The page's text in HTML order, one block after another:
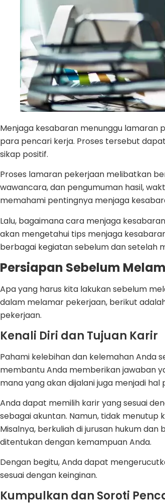
Menjaga kesabaran menunggu lamaran
para pencari kerja. Proses tersebut
sikap positif.
Proses lamaran pekerjaan melibatkan
wawancara, dan pengumuman hasil,
memahami pentingnya menjaga
Lalu, bagaimana cara menjaga
akan mengetahui tips menjaga
berbagai kegiatan sebelum dan setelah
Persiapan Sebelum
Apa yang harus kita lakukan sebelum
dalam melamar pekerjaan, berikut
pekerjaan.
Kenali Diri dan Tujuan Karir
Pahami kelebihan dan kelemahan Anda
membantu Anda memberikan jawaban
mana yang akan dijalani juga menjadi hal
Anda dapat memilih karir yang sesuai
sebagai akuntan. Namun, tidak menutup
Misalnya, berkuliah di jurusan hukum
ditentukan dengan kemampuan Anda.
Dengan begitu, Anda dapat
sesuai dengan keinginan.
Kumpulkan dan Soroti